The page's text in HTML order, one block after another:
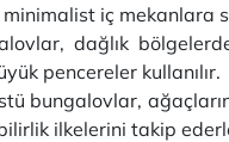
iç mekanlara
dağlık
pencereler kullanılır.
bungalovlar,
ilkelerini takip